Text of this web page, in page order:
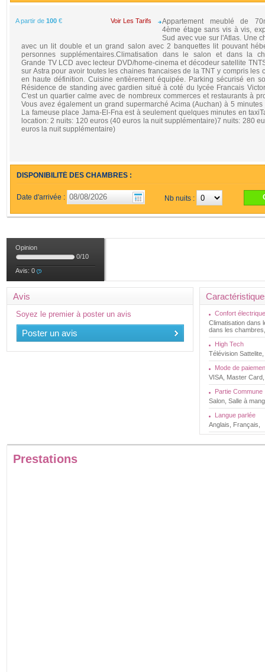
A partir de 100 € Voir Les Tarifs
Appartement meublé de
4ème étage sans vis à vis,
Sud avec vue sur l'Atlas. Une
avec un lit double et un grand salon avec 2 banquettes lit pouvant
personnes supplémentaires.Climatisation dans le salon et dans la
Grande TV LCD avec lecteur DVD/home-cinema et décodeur satellite
sur Astra pour avoir toutes les chaines francaises de la TNT y compris les
en haute définition. Cuisine entièrement équipée. Parking sécurisé en
Résidence de standing avec gardien situé à coté du lycée Francais
C'est un quartier calme avec de nombreux commerces et restaurants à
Vous avez également un grand supermarché Acima (Auchan) à 5 minutes
La fameuse place Jama-El-Fna est à seulement quelques minutes en
location: 2 nuits: 120 euros (40 euros la nuit supplémentaire)7 nuits: 280
euros la nuit supplémentaire)
DISPONIBILITÉ DES CHAMBRES :
Date d'arrivée : Nb nuits :
Opinion
0/10
Avis: 0
Confort électrique
Climatisation dans
dans les chambres,
High Tech
Télévision
Mode de
VISA, Master
Partie Commune
Salon, Salle à
Langue parlée
Anglais, Français,
Avis
Soyez le premier à poster un avis
Poster un avis
Prestations